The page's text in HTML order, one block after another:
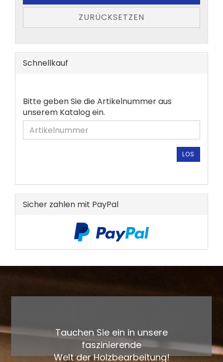
ZURÜCKSETZEN
Schnellkauf
BITTE
GEBEN
SIE
DIE
EIN.
Bitte geben Sie die Artikelnummer aus
unserem Katalog ein.
LOS
Sicher zahlen mit PayPal
Tauchen Sie ein in unsere
faszinierende
Welt der Holzbearbeitung!